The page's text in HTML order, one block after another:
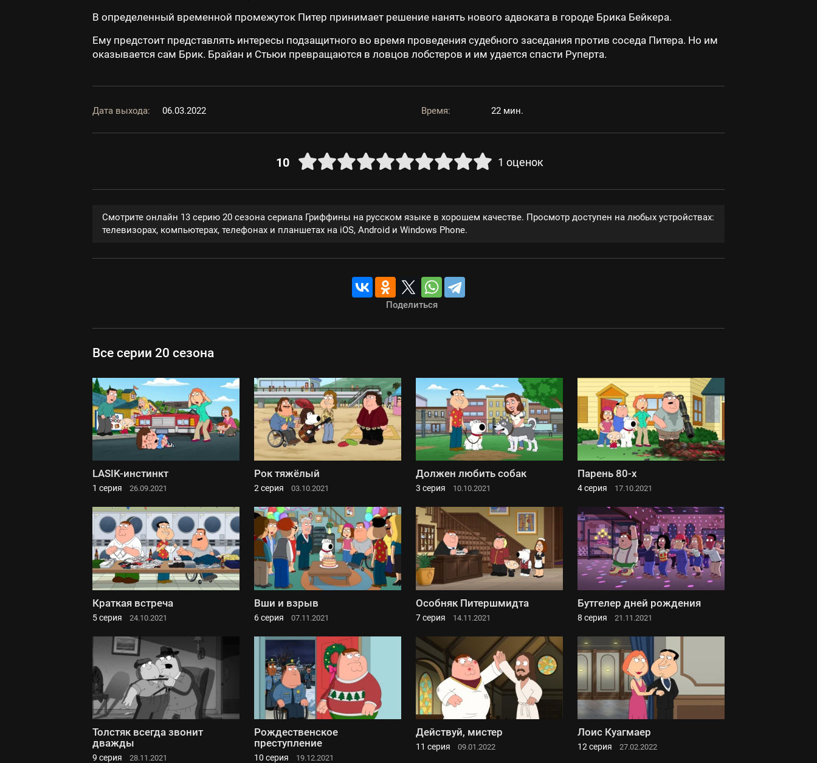
В определенный временной промежуток Питер принимает решение нанять нового адвоката в городе Брика Бейкера.
Ему предстоит представлять интересы подзащитного во время проведения судебного заседания против соседа Питера. Но им
оказывается сам Брик. Брайан и Стьюи превращаются в ловцов лобстеров и им удается спасти Руперта.
Дата выхода: 06.03.2022 Время: 22 мин.
10 1 оценок
Смотрите онлайн 13 серию 20 сезона сериала Гриффины на русском языке в хорошем качестве. Просмотр доступен на любых устройствах:
телевизорах, компьютерах, телефонах и планшетах на iOS, Android и Windows Phone.
Поделиться
Все серии 20 сезона
LASIK-инстинкт
1 серия 26.09.2021
Рок тяжёлый
2 серия 03.10.2021
Должен любить собак
3 серия 10.10.2021
Парень 80-х
4 серия 17.10.2021
Краткая встреча
5 серия 24.10.2021
Вши и взрыв
6 серия 07.11.2021
Особняк Питершмидта
7 серия 14.11.2021
Бутгелер дней рождения
8 серия 21.11.2021
Толстяк всегда звонит
дважды
9 серия 28.11.2021
Рождественское
преступление
10 серия 19.12.2021
Действуй, мистер
11 серия 09.01.2022
Лоис Куагмаер
12 серия 27.02.2022